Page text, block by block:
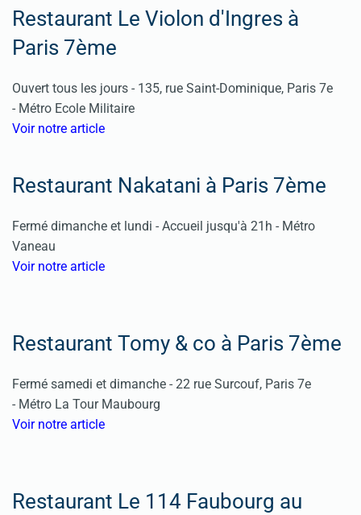
Restaurant Le Violon d'Ingres à
Paris 7ème
Ouvert tous les jours - 135, rue Saint-Dominique, Paris 7e
- Métro Ecole Militaire
Voir notre article
Restaurant Nakatani à Paris 7ème
Fermé dimanche et lundi - Accueil jusqu'à 21h - Métro
Vaneau
Voir notre article
Restaurant Tomy & co à Paris 7ème
Fermé samedi et dimanche - 22 rue Surcouf, Paris 7e
- Métro La Tour Maubourg
Voir notre article
Restaurant Le 114 Faubourg au